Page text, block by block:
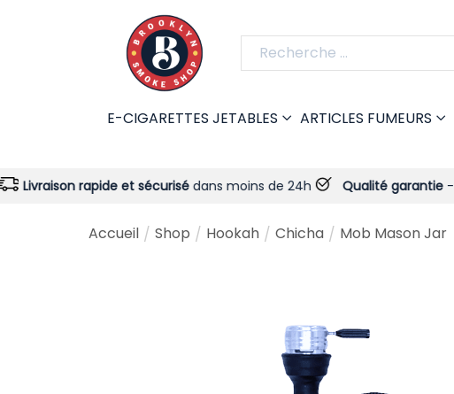
E-CIGARETTES JETABLES ARTICLES FUMEURS
et sécurisédans moins de 24h Qualité garantie- Toujours !
Accueil / Shop / Hookah / Chicha / Mob Mason Jar